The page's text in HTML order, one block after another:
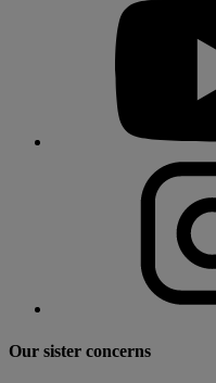
Our sister concerns